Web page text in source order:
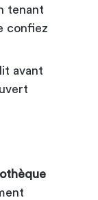
tenant
confiez
avant